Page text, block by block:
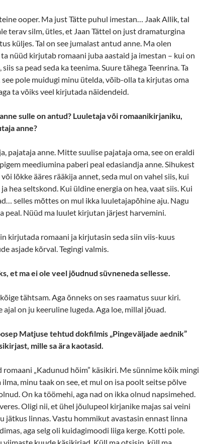
ooper. Ma just Tätte puhul imestan… Jaak Allik, tal
terav silm, ütles, et Jaan Tättel on just dramaturgina
küljes. Tal on see jumalast antud anne. Ma olen
nüüd kirjutab romaani juba aastaid ja imestan – kui on
sa pead seda ka teenima. Suure tähega Teenrina. Ta
pole muidugi minu ütelda, võib-olla ta kirjutas oma
ta võiks veel kirjutada näidendeid.
sulle on antud? Luuletaja või romaanikirjaniku,
anne?
pajataja anne. Mitte suulise pajataja oma, see on eraldi
meediumina paberi peal edasiandja anne. Sihukest
lõkke ääres rääkija annet, seda mul on vahel siis, kui
hea seltskond. Kui üldine energia on hea, vaat siis. Kui
selles mõttes on mul ikka luuletajapõhine aju. Nagu
peal. Nüüd ma luulet kirjutan järjest harvemini.
kirjutada romaani ja kirjutasin seda siin viis-kuus
asjade kõrval. Tegingi valmis.
et ma ei ole veel jõudnud süvneneda sellesse.
tähtsam. Aga õnneks on ses raamatus suur kiri.
on ju keeruline lugeda. Aga loe, millal jõuad.
Matjuse tehtud dokfilmis „Pingeväljade aednik”
mille sa ära kaotasid.
romaani „Kadunud hõim” käsikiri. Me sünnime kõik mingi
ilma, minu taak on see, et mul on isa poolt seitse põlve
On ka töömehi, aga nad on ikka olnud napsimehed.
Oligi nii, et ühel jõulupeol kirjanike majas sai veini
jätkus linnas. Vastu hommikut avastasin ennast linna
aga selg oli kuidagimoodi liiga kerge. Kotti pole.
viimaste kuude käsikirjad. Küll ma otsisin, küll ma